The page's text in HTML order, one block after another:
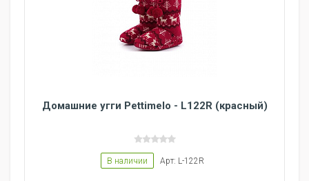
Домашние угги Pettimelo - L122R (красный)
В наличии Арт: L-122R